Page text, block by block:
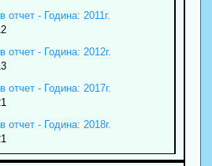
отчет - Година: 2011г.
отчет - Година: 2012г.
отчет - Година: 2017г.
отчет - Година: 2018г.